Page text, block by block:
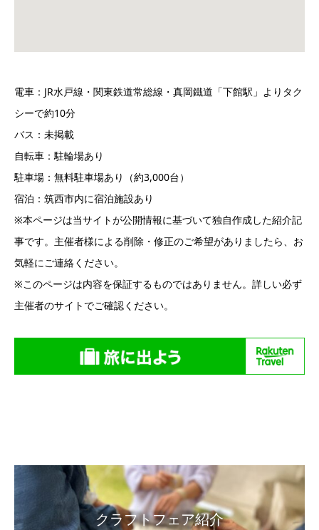
電車：JR水戸線・関東鉄道常総線・真岡鐵道「下館駅」よりタク
シーで約10分
バス：未掲載
自転車：駐輪場あり
駐車場：無料駐車場あり（約3,000台）
宿泊：筑西市内に宿泊施設あり
※本ページは当サイトが公開情報に基づいて独自作成した紹介記
事です。主催者様による削除・修正のご希望がありましたら、お
気軽にご連絡ください。
※このページは内容を保証するものではありません。詳しい必ず
主催者のサイトでご確認ください。
クラフトフェア紹介